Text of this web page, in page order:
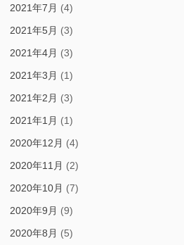
2021年7月 (4)
2021年5月 (3)
2021年4月 (3)
2021年3月 (1)
2021年2月 (3)
2021年1月 (1)
2020年12月 (4)
2020年11月 (2)
2020年10月 (7)
2020年9月 (9)
2020年8月 (5)